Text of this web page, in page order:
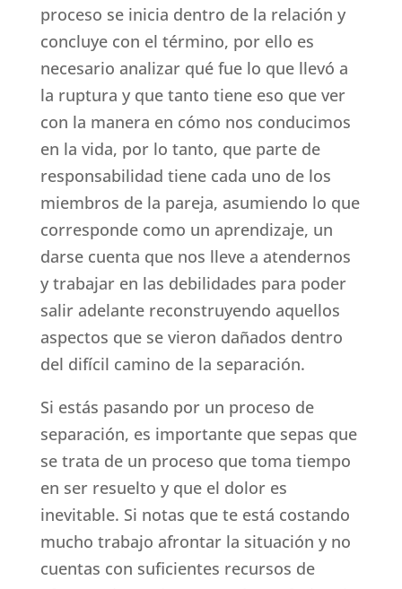
proceso se inicia dentro de la relación y
concluye con el término, por ello es
necesario analizar qué fue lo que llevó a
la ruptura y que tanto tiene eso que ver
con la manera en cómo nos conducimos
en la vida, por lo tanto, que parte de
responsabilidad tiene cada uno de los
miembros de la pareja, asumiendo lo que
corresponde como un aprendizaje, un
darse cuenta que nos lleve a atendernos
y trabajar en las debilidades para poder
salir adelante reconstruyendo aquellos
aspectos que se vieron dañados dentro
del difícil camino de la separación.
Si estás pasando por un proceso de
separación, es importante que sepas que
se trata de un proceso que toma tiempo
en ser resuelto y que el dolor es
inevitable. Si notas que te está costando
mucho trabajo afrontar la situación y no
cuentas con suficientes recursos de